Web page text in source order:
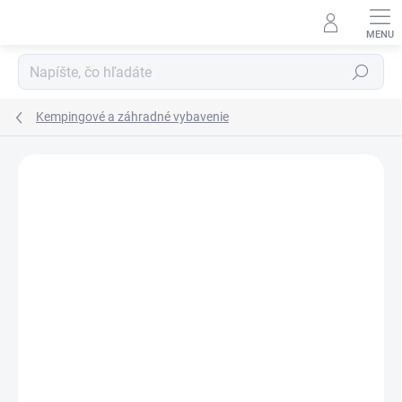
Hľadať
Kempingové a záhradné vybavenie